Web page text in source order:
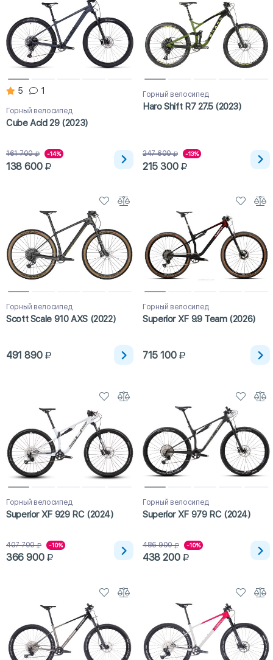
5 1
Горный велосипед
Cube Acid 29 (2023)
161 700 -14%
138 600
Горный велосипед
Haro Shift R7 27.5 (2023)
247 600 -13%
215 300
Горный велосипед
Scott Scale 910 AXS (2022)
491 890
Горный велосипед
Superior XF 9.9 Team (2026)
715 100
Горный велосипед
Superior XF 929 RC (2024)
407 700 -10%
366 900
Горный велосипед
Superior XF 979 RC (2024)
486 900 -10%
438 200